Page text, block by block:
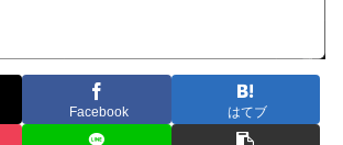
Facebook はてブ